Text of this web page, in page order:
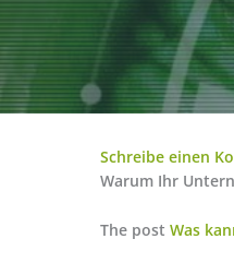
Schreibe einen
Warum Ihr
The post Was